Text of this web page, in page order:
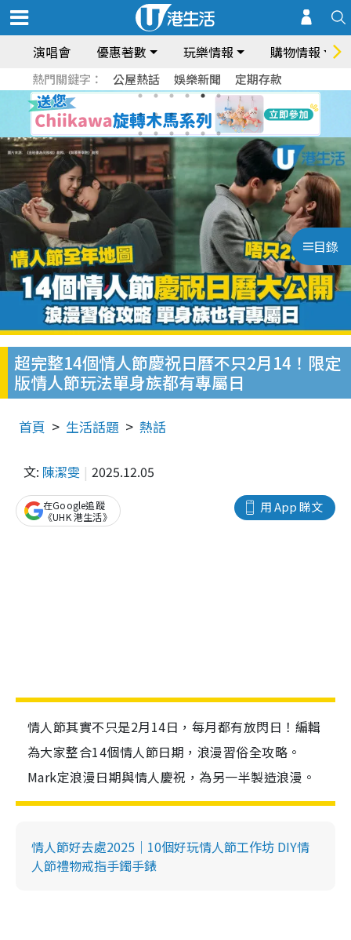
演唱會 優惠著數 玩樂情報 購物情報
熱門關鍵字： 公屋熱話 娛樂新聞 定期存款
目錄
超完整14個情人節慶祝日曆不只2月14！限定
版情人節玩法單身族都有專屬日
首頁 生活話題 熱話
文: 陳潔雯 2025.12.05
用 App 睇文
在Google追蹤
《UHK 港生活》
情人節其實不只是2月14日，每月都有放閃日！編輯
為大家整合14個情人節日期，浪漫習俗全攻略。
Mark定浪漫日期與情人慶祝，為另一半製造浪漫。
情人節好去處2025｜10個好玩情人節工作坊 DIY情
人節禮物戒指手鐲手錶